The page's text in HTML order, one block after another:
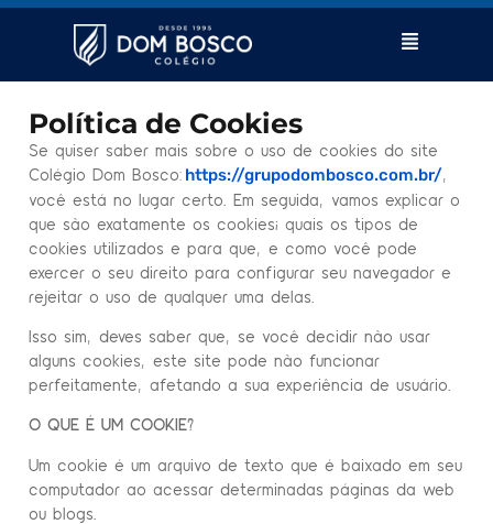
Política de Cookies
Se quiser saber mais sobre o uso de cookies do site
Colégio Dom Bosco: https://grupodombosco.com.br/
você está no lugar certo. Em seguida, vamos explicar o
que são exatamente os cookies; quais os tipos de
cookies utilizados e para que, e como você pode
exercer o seu direito para configurar seu navegador e
rejeitar o uso de qualquer uma delas.
Isso sim, deves saber que, se você decidir não usar
alguns cookies, este site pode não funcionar
perfeitamente, afetando a sua experiência de usuário.
O QUE É UM COOKIE?
Um cookie é um arquivo de texto que é baixado em seu
computador ao acessar determinadas páginas da web
ou blogs.